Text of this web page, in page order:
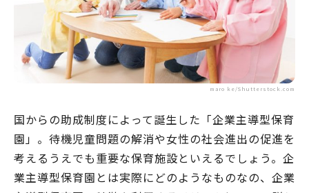
maro ke/Shutterstock.com
国からの助成制度によって誕生した「企業主導型保育
園」。待機児童問題の解消や女性の社会進出の促進を
考えるうえでも重要な保育施設といえるでしょう。企
業主導型保育園とは実際にどのようなものなの、企業